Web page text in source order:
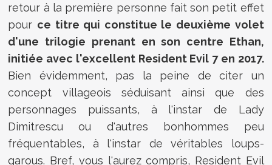
retour à la première personne fait son petit effet
pour ce titre qui constitue le deuxième volet
d'une trilogie prenant en son centre Ethan,
initiée avec l'excellent Resident Evil 7 en 2017.
Bien évidemment, pas la peine de citer un
concept villageois séduisant ainsi que des
personnages puissants, à l'instar de Lady
Dimitrescu ou d'autres bonhommes peu
fréquentables, à l'instar de véritables loups-
garous. Bref, vous l'aurez compris, Resident Evil